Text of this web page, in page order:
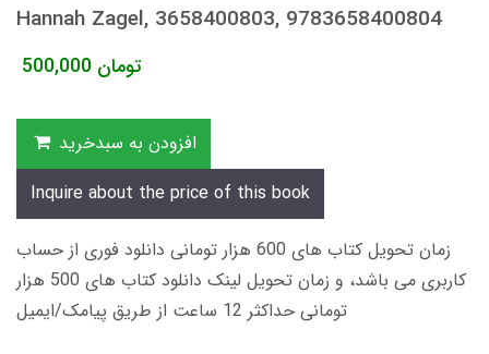
Hannah Zagel, 3658400803, 9783658400804
500,000 تومان
افزودن به سبدخرید
Inquire about the price of this book
زمان تحویل کتاب های 600 هزار تومانی دانلود فوری از حساب
کاربری می باشد، و زمان تحویل لینک دانلود کتاب های 500 هزار
تومانی حداکثر 12 ساعت از طریق پیامک/ایمیل